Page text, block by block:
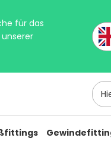
für das
Hier